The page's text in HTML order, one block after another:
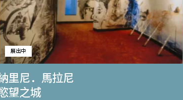
里尼．馬拉尼
展出中
望之城